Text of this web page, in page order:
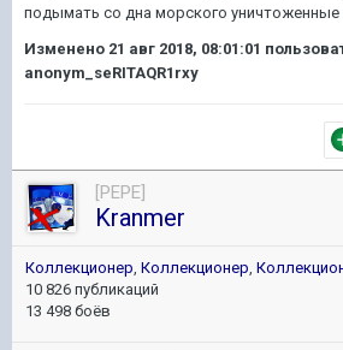
подымать со дна морского
Изменено 21 авг 2018, 08:01:01
anonym_seRITAQR1rxy
[PEPE]
Kranmer
Коллекционер, Коллекционер,
10 826 публикаций
13 498 боёв